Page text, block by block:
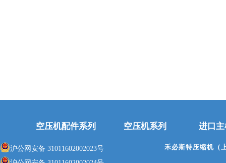
空压机配件系列 空压机系列 进口
沪公网安备 31011602002023号
禾必斯特压缩机（